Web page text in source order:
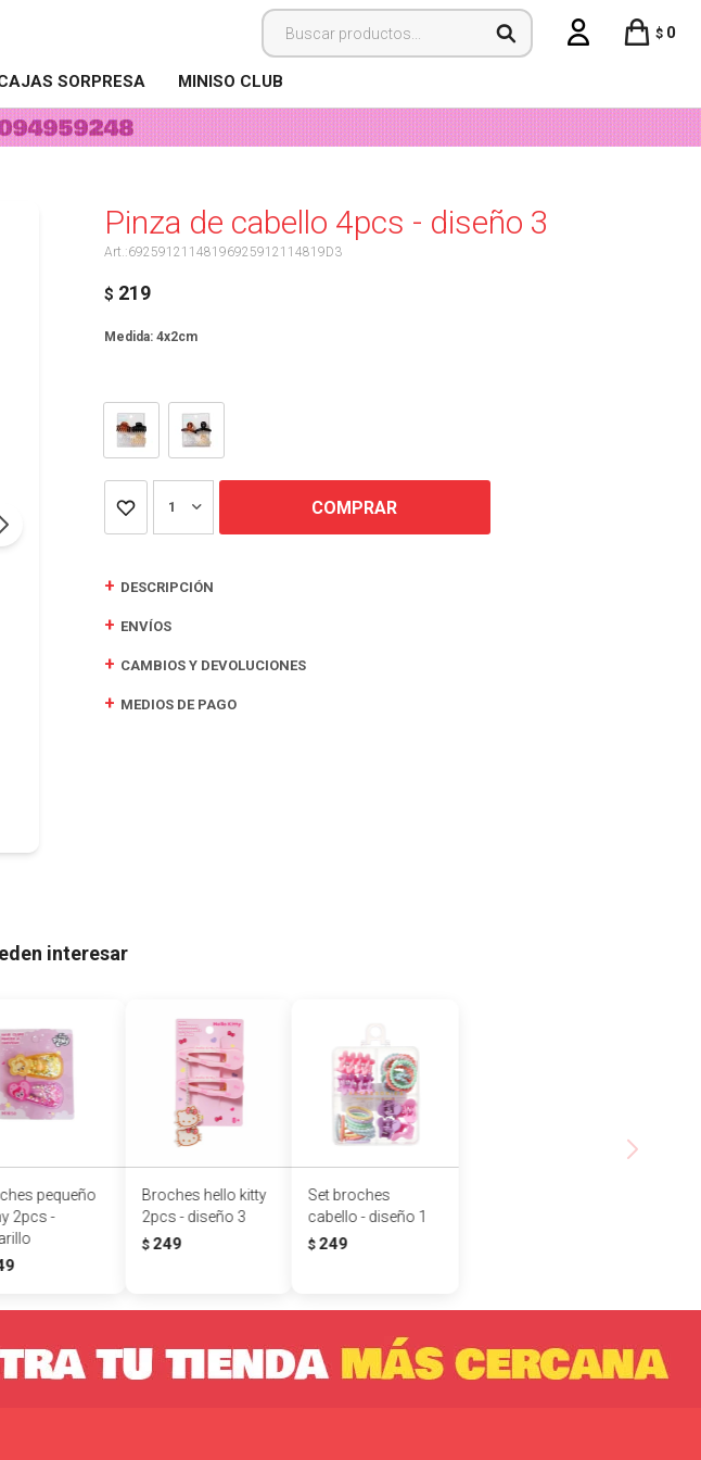
SORPRESA MINISO CLUB
$ 0
Pinza de cabello 4pcs - diseño 3
69259121148196925912114819D3
$ 219
Medida: 4x2cm
1 COMPRAR
DESCRIPCIÓN
ENVÍOS
CAMBIOS Y DEVOLUCIONES
MEDIOS DE PAGO
interesar
pequeño
2pcs -
Broches hello kitty
2pcs - diseño 3
$ 249
Set broches
cabello - diseño 1
$ 249